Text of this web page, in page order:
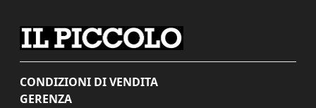
CONDIZIONI DI VENDITA
GERENZA